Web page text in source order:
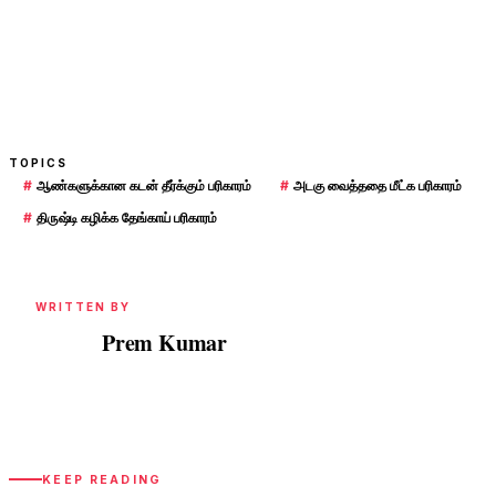
TOPICS
# ஆண்களுக்கான கடன் தீர்க்கும் பரிகாரம் # அடகு வைத்ததை மீட்க பரிகாரம்
# திருஷ்டி கழிக்க தேங்காய் பரிகாரம்
WRITTEN BY
Prem Kumar
KEEP READING